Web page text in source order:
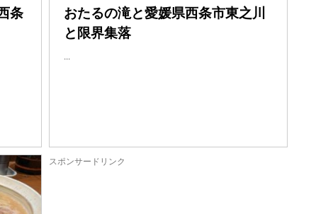
条
おたるの滝と愛媛県西条市東之川
と限界集落
...
スポンサードリンク